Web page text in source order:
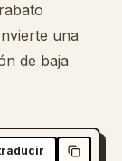
una
de baja